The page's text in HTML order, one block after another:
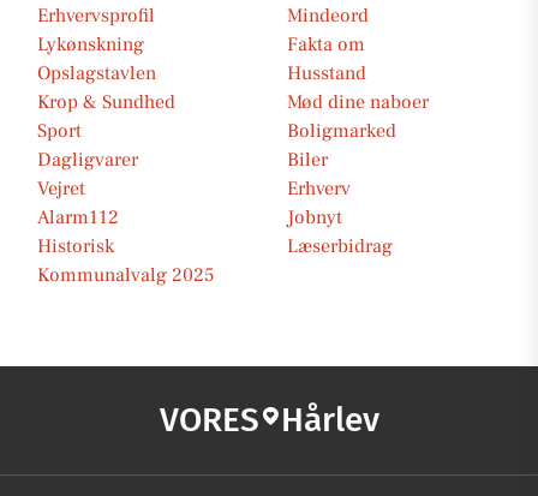
Erhvervsprofil
Mindeord
Lykønskning
Fakta om
Opslagstavlen
Husstand
Krop & Sundhed
Mød dine naboer
Sport
Boligmarked
Dagligvarer
Biler
Vejret
Erhverv
Alarm112
Jobnyt
Historisk
Læserbidrag
Kommunalvalg 2025
VORES Hårlev